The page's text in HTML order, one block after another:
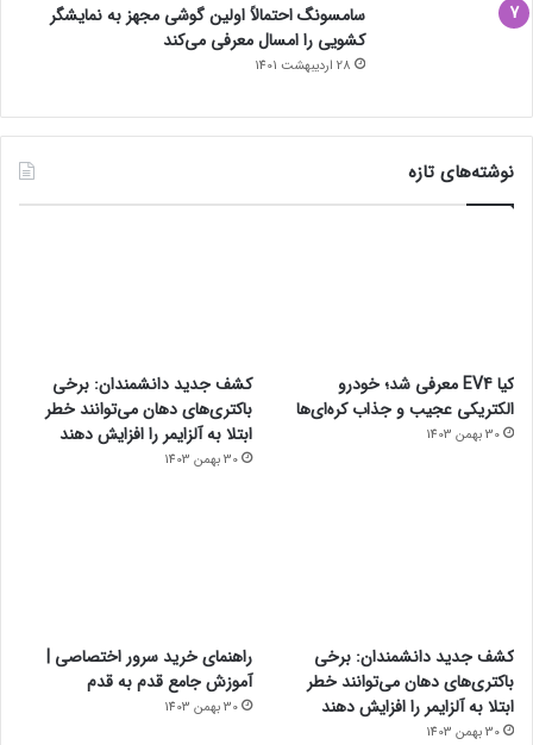
سامسونگ احتمالاً اولین گوشی مجهز به نمایشگر
کشویی را امسال معرفی می‌کند
28 اردیبهشت 1401
نوشته‌های تازه
کیا EV4 معرفی شد؛ خودرو
الکتریکی عجیب و جذاب کره‌ای‌ها
30 بهمن 1403
کشف جدید دانشمندان: برخی
باکتری‌های دهان می‌توانند خطر
ابتلا به آلزایمر را افزایش دهند
30 بهمن 1403
کشف جدید دانشمندان: برخی
باکتری‌های دهان می‌توانند خطر
ابتلا به آلزایمر را افزایش دهند
30 بهمن 1403
راهنمای خرید سرور اختصاصی |
آموزش جامع قدم به قدم
30 بهمن 1403